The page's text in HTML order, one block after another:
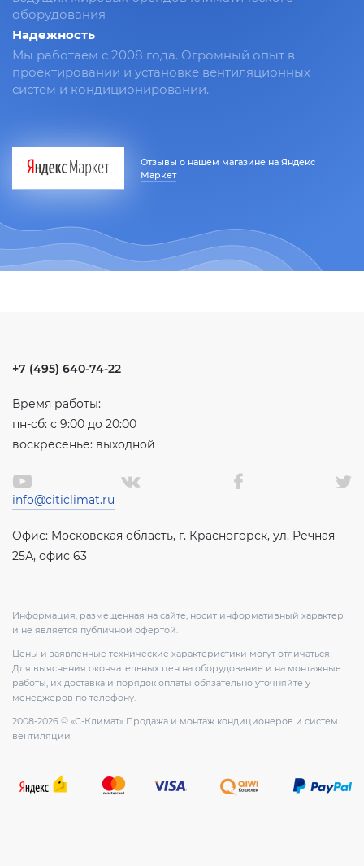
оборудования
Надежность
Мы работаем с 2008 года. Огромный опыт в
проектировании и установке вентиляционных
систем и кондиционировании.
Отзывы о нашем магазине на Яндекс
Маркет
+7 (495) 640-74-22
Время работы:
пн-сб: с 9:00 до 20:00
воскресенье: выходной
info@citiclimat.ru
Офис: Московская область, г. Красногорск, ул. Речная
25А, офис 63
Информация, размещенная на сайте, носит информативный характер
и не является публичной офертой.
Цены и заявленные технические характеристики могут отличаться.
Для выяснения окончательных цен на оборудование и на монтажные
работы, их доставка и порядок оплаты обязательно уточняйте у
менеджеров по телефону.
2008-2026 © «С-Климат» Продажа и монтаж кондиционеров и систем
вентиляции